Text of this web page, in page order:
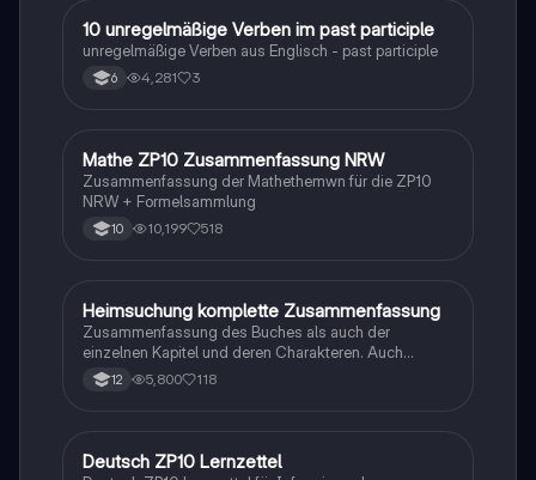
1 Englisch
10 unregelmäßige Verben im past participle
unregelmäßige Verben aus Englisch - past participle
6 4,281 3
Mathe
Mathe ZP10 Zusammenfassung NRW
Zusammenfassung der Mathethemwn für die ZP10
NRW + Formelsammlung
10 10,199 518
Deutsch
Heimsuchung komplette Zusammenfassung
Zusammenfassung des Buches als auch der
einzelnen Kapitel und deren Charakteren. Auch
tabellarisch. Im Unterricht ohne KI erstellt
12 5,800 118
Deutsch
Deutsch ZP10 Lernzettel